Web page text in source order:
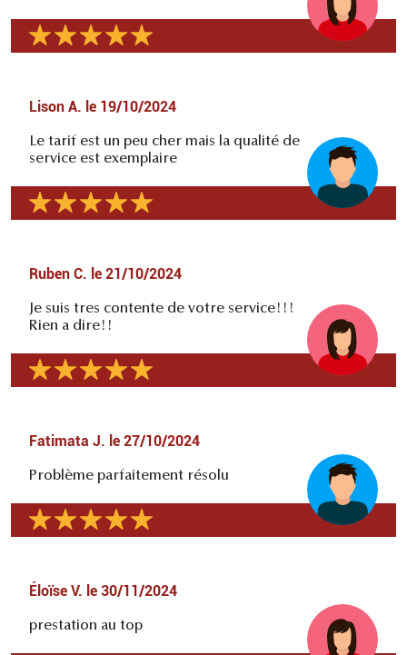
Lison A. le 19/10/2024
Le tarif est un peu cher mais la qualité de
service est exemplaire
Ruben C. le 21/10/2024
Je suis tres contente de votre service!!!
Rien a dire!!
Fatimata J. le 27/10/2024
Problème parfaitement résolu
Éloïse V. le 30/11/2024
prestation au top